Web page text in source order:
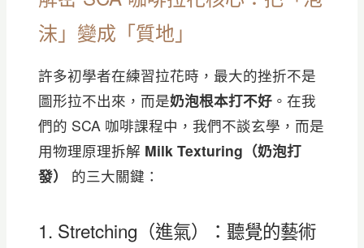
沫」變成「質地」
許多初學者在練習拉花時，最大的挫折不是
圖形拉不出來，而是奶泡根本打不好。在我
們的 SCA 咖啡課程中，我們不談玄學，而是
用物理原理拆解 Milk Texturing（奶泡打
發）
的三大關鍵：
1. Stretching（進氣）：聽覺的藝術